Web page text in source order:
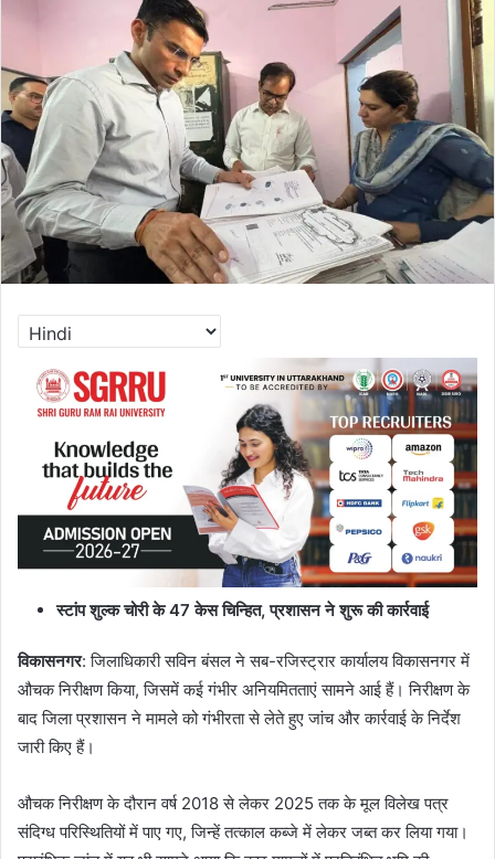
स्टांप शुल्क चोरी के 47 केस चिन्हित, प्रशासन ने शुरू की कार्रवाई
विकासनगर: जिलाधिकारी सविन बंसल ने सब-रजिस्ट्रार कार्यालय विकासनगर में
औचक निरीक्षण किया, जिसमें कई गंभीर अनियमितताएं सामने आई हैं। निरीक्षण के
बाद जिला प्रशासन ने मामले को गंभीरता से लेते हुए जांच और कार्रवाई के निर्देश
जारी किए हैं।
औचक निरीक्षण के दौरान वर्ष 2018 से लेकर 2025 तक के मूल विलेख पत्र
संदिग्ध परिस्थितियों में पाए गए, जिन्हें तत्काल कब्जे में लेकर जब्त कर लिया गया।